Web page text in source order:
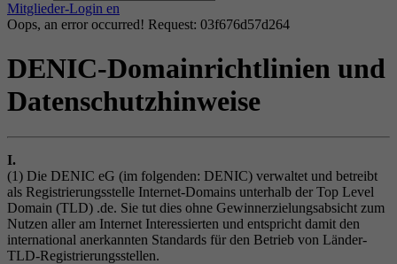
Mitglieder-Login en
Oops, an error occurred! Request: 03f676d57d264
DENIC-Domainrichtlinien und
Datenschutzhinweise
I.
(1) Die DENIC eG (im folgenden: DENIC) verwaltet und betreibt
als Registrierungsstelle Internet-Domains unterhalb der Top Level
Domain (TLD) .de. Sie tut dies ohne Gewinnerzielungsabsicht zum
Nutzen aller am Internet Interessierten und entspricht damit den
international anerkannten Standards für den Betrieb von Länder-
TLD-Registrierungsstellen.